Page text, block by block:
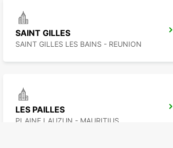
SAINT GILLES
SAINT GILLES LES BAINS - REUNION
LES PAILLES
PLAINE LAUZUN - MAURITIUS